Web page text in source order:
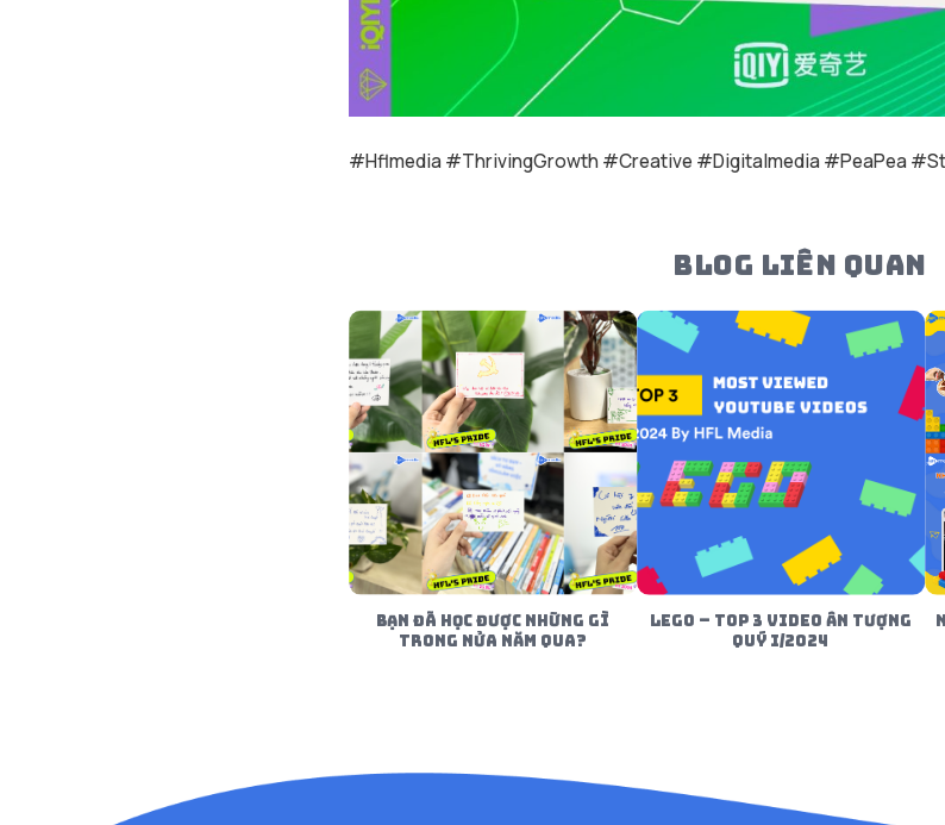
#Hflmedia #ThrivingGrowth #Creative #Digitalmedia #PeaPea
BLOG LIÊN QUAN
BẠN ĐÃ HỌC ĐƯỢC NHỮNG GÌ
TRONG NỬA NĂM QUA?
LEGO – TOP 3 VIDEO ẤN TƯỢNG
QUÝ I/2024